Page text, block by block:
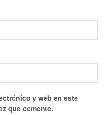
y web en este
que comente.